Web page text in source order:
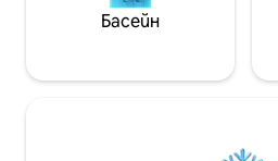
Басейн